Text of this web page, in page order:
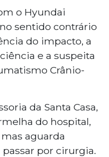
o Hyundai
sentido contrário
do impacto, a
e a suspeita
Crânio-
da Santa Casa,
do hospital,
aguarda
passar por cirurgia.